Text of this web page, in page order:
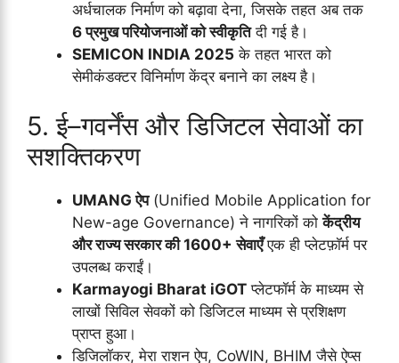
अर्धचालक निर्माण को बढ़ावा देना, जिसके तहत अब तक
6 प्रमुख परियोजनाओं को स्वीकृतिदी गई है।
SEMICON INDIA 2025 के तहत भारत को
सेमीकंडक्टर विनिर्माण केंद्र बनाने का लक्ष्य है।
5. ई–गवर्नेंस और डिजिटल सेवाओं का
सशक्तिकरण
UMANG ऐप(Unified Mobile Application for
New-age Governance) ने नागरिकों कोकेंद्रीय
और राज्य सरकार की 1600+ सेवाएँएक ही प्लेटफ़ॉर्म पर
उपलब्ध कराईं।
Karmayogi Bharat iGOT प्लेटफॉर्म के माध्यम से
लाखों सिविल सेवकों को डिजिटल माध्यम से प्रशिक्षण
प्राप्त हुआ।
डिजिलॉकर, मेरा राशन ऐप, CoWIN, BHIM जैसे ऐप्स